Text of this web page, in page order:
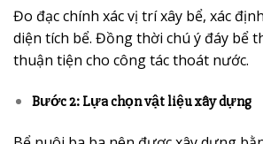
Đo đạc chính xác vị trí xây bể, xác
diện tích bể. Đồng thời chú ý đáy bể
thuận tiện cho công tác thoát nước.
Bước 2: Lựa chọn vật liệu xây dựng